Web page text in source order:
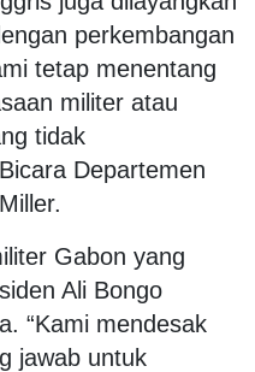
perkembangan
tetap menentang
militer atau
tidak
Departemen
Gabon yang
Ali Bongo
“Kami mendesak
jawab untuk